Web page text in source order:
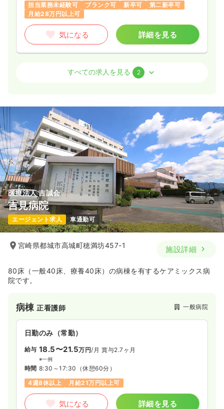
担当業務未経験可
ブランク可 新卒可
第二新卒可
月給28万円以上可
気になる 詳細を見る
18.5〜23.5
※一例
時間 8:00～16:30（休憩60分）
日曜休み
月給23万円以上可
気になる 詳細を見る
外来正看護師 一般病院
日勤のみ（常勤） 一時募集休止
給与 19.0〜23.5万円 /月 賞与2.8ヶ月
※一例
日祝休み
4週8休以上 担当業務未経験可
ブランク可
新卒可
気になる 詳細を見る
すべての求人を見る 2
医療法人 吉誠会
吉見病院
エージェント求人 車通勤可
宮崎県都城市高城町穂満坊457-1 施設詳細
80床（一般40床、療養40床）の病棟を有するケアミックス病
院です。
病棟正看護師 一般病院
日勤のみ（常勤）
給与 18.5〜21.5万円/月 賞与2.7ヶ月
※一例
時間 8:30～17:30 （休憩60分）
4週8休以上
月給21万円以上可
気になる 詳細を見る